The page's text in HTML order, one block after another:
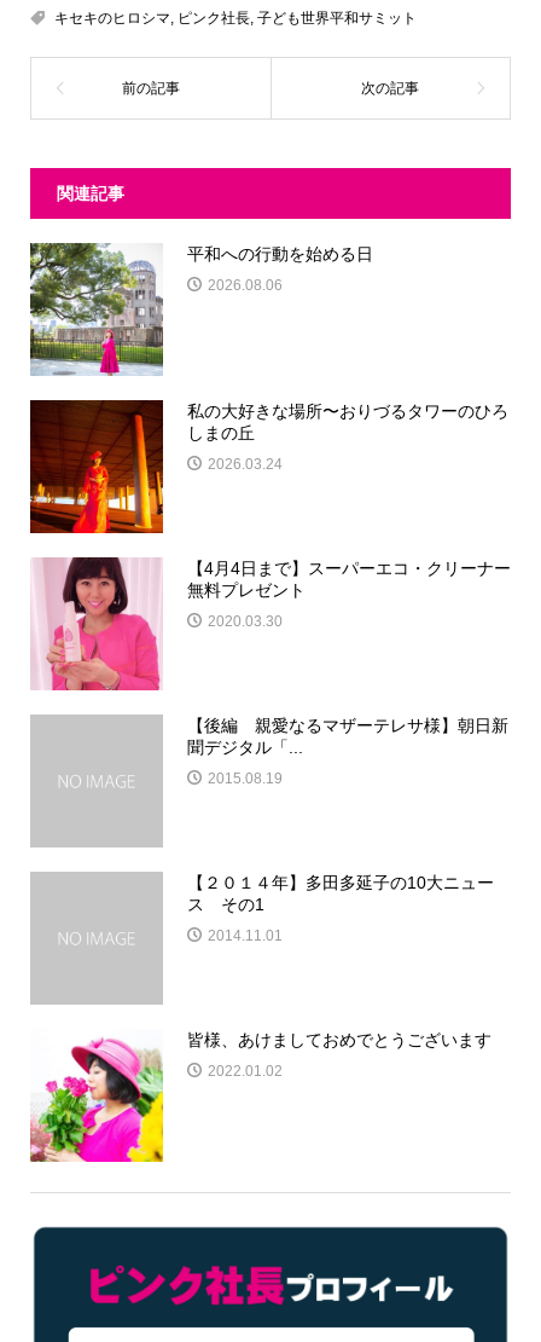
キセキのヒロシマ ピンク社長, 子ども世界平和サミット
関連記事
平和への行動を始める日
2026.08.06
私の大好きな場所〜おりづるタワーのひろ
しまの丘
2026.03.24
【4月4日まで】スーパーエコ・クリーナー
無料プレゼント
2020.03.30
【後編 親愛なるマザーテレサ様】朝日新
聞デジタル「...
2015.08.19
【２０１４年】多田多延子の10大ニュー
ス その1
2014.11.01
皆様、あけましておめでとうございます
2022.01.02